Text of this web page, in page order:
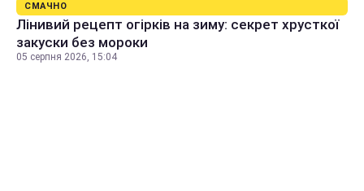
СМАЧНО
Лінивий рецепт огірків на зиму: секрет хрусткої
закуски без мороки
05 серпня 2026, 15:04